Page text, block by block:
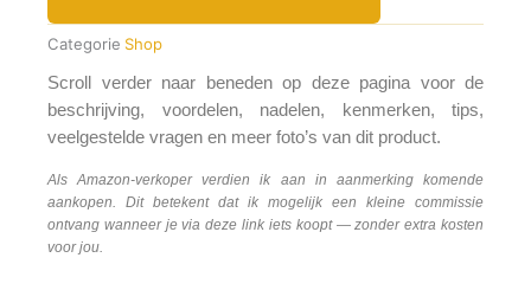
Categorie Shop
Scroll verder naar beneden op deze pagina voor de
beschrijving, voordelen, nadelen, kenmerken, tips,
veelgestelde vragen en meer foto’s van dit product.
Als Amazon-verkoper verdien ik aan in aanmerking komende
aankopen. Dit betekent dat ik mogelijk een kleine commissie
ontvang wanneer je via deze link iets koopt — zonder extra kosten
voor jou.